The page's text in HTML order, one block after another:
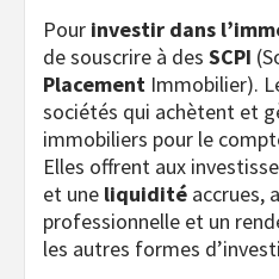
Pour investir dans
de souscrire à des SCPI
Placement Immobilier).
sociétés qui achètent et
immobiliers pour le
Elles offrent aux
et une liquidité accrues,
professionnelle et un
les autres formes